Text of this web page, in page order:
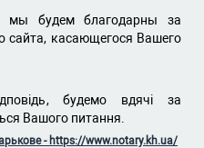
мы будем благодарны за
сайта, касающегося Вашего
будемо вдячі за
Вашого питання.
- https://www.notary.kh.ua/